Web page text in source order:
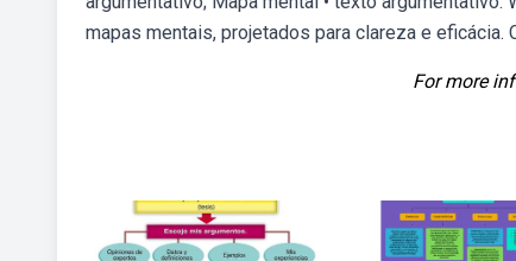
mapas mentais, projetados para clareza e eficácia.
For more